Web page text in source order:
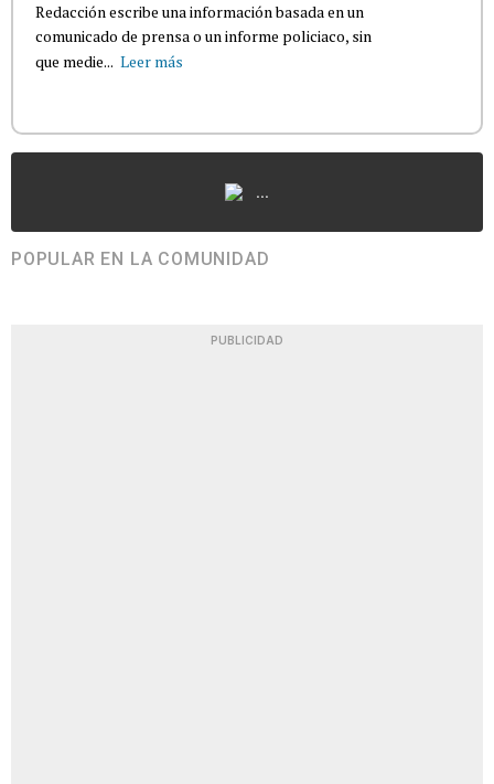
Redacción escribe una información basada en un
comunicado de prensa o un informe policiaco, sin
que medie... Leer más
...
POPULAR EN LA COMUNIDAD
PUBLICIDAD